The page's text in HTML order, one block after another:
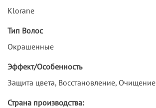
Klorane
Тип Волос
Окрашенные
Эффект/Особенность
Защита цвета, Восстановление, Очищение
Страна производства: